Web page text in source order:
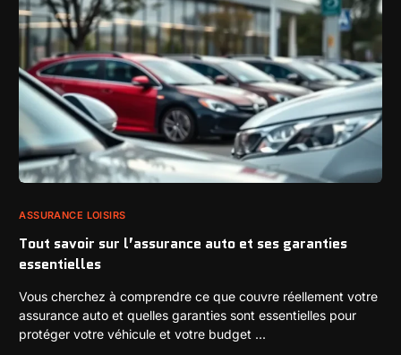
ASSURANCE LOISIRS
Tout savoir sur l’assurance auto et ses garanties
essentielles
Vous cherchez à comprendre ce que couvre réellement votre
assurance auto et quelles garanties sont essentielles pour
protéger votre véhicule et votre budget ...